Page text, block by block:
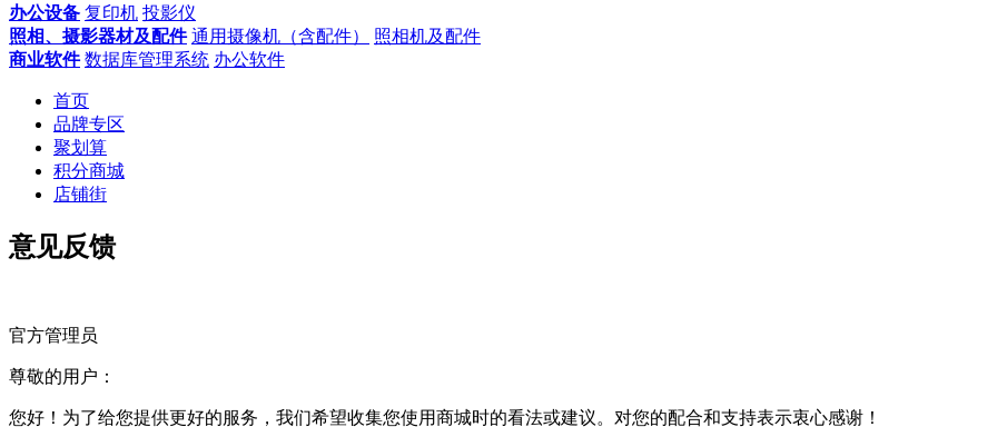
办公设备 复印机 投影仪
照相、摄影器材及配件 通用摄像机（含配件）
照相机及配件
商业软件 数据库管理系统 办公软件
首页
品牌专区
聚划算
积分商城
店铺街
意见反馈
官方管理员
尊敬的用户：
您好！为了给您提供更好的服务，我们希望收集您使用商城时的看法或建议。对您的配合和支持表示衷心感谢！